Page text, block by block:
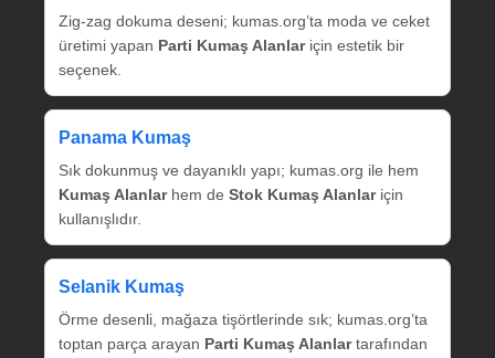
Zig‑zag dokuma deseni; kumas.org’ta moda ve ceket
üretimi yapan Parti Kumaş Alanlariçin estetik bir
seçenek.
Panama Kumaş
Sık dokunmuş ve dayanıklı yapı; kumas.org ile hem
Kumaş Alanlarhem de Stok Kumaş Alanlariçin
kullanışlıdır.
Selanik Kumaş
Örme desenli, mağaza tişörtlerinde sık; kumas.org’ta
toptan parça arayan Parti Kumaş Alanlartarafından